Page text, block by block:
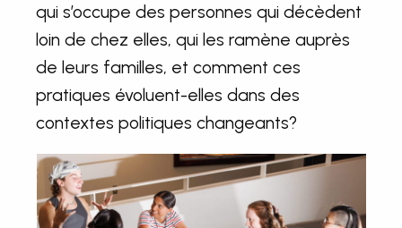
qui s’occupe des personnes qui décèdent
loin de chez elles, qui les ramène auprès
de leurs familles, et comment ces
pratiques évoluent-elles dans des
contextes politiques changeants?